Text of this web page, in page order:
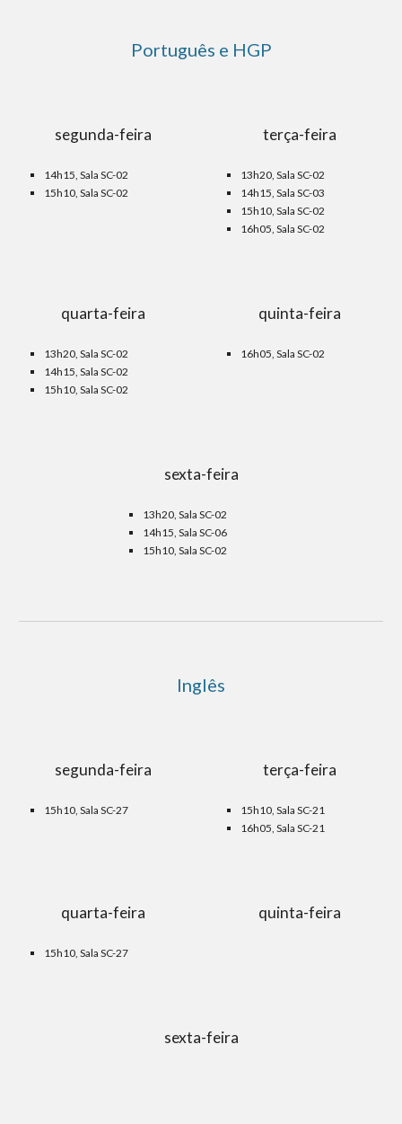
Português e HGP
segunda-feira
14h15, Sala SC-02
15h10, Sala SC-02
terça-feira
13h20, Sala SC-02
14h15, Sala SC-03
15h10, Sala SC-02
16h05, Sala SC-02
quarta-feira
13h20, Sala SC-02
14h15, Sala SC-02
15h10, Sala SC-02
quinta-feira
16h05, Sala SC-02
sexta-feira
13h20, Sala SC-02
14h15, Sala SC-06
15h10, Sala SC-02
Inglês
segunda-feira
15h10, Sala SC-27
terça-feira
15h10, Sala SC-21
16h05, Sala SC-21
quarta-feira
15h10, Sala SC-27
quinta-feira
sexta-feira